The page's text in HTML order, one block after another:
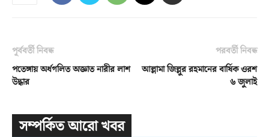
পূর্ববর্তী নিবন্ধ
পতেঙ্গায় অর্ধগলিত অজ্ঞাত নারীর লাশ
উদ্ধার
পরবর্তী নিবন্ধ
আল্লামা জিল্লুর রহমানের বার্ষিক ওরশ
৬ জুলাই
সম্পর্কিত আরো খবর